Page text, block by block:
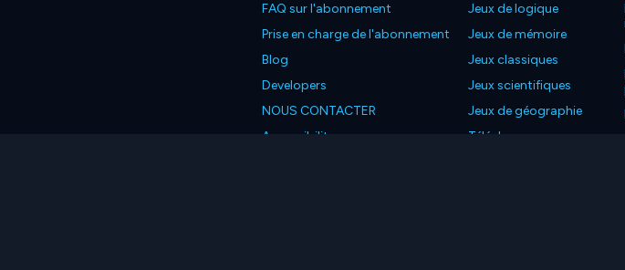
FAQ sur l'abonnement
Prise en charge de l'abonnement
Blog
Developers
NOUS CONTACTER
Accessibility
Jeux de logique
Jeux de mémoire
Jeux classiques
Jeux scientifiques
Jeux de géographie
Téléchargez nos